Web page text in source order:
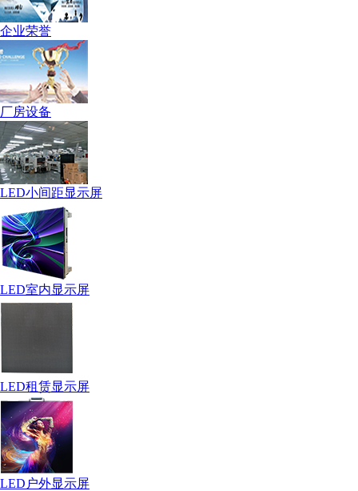
企业荣誉
厂房设备
LED小间距显示屏
LED室内显示屏
LED租赁显示屏
LED户外显示屏